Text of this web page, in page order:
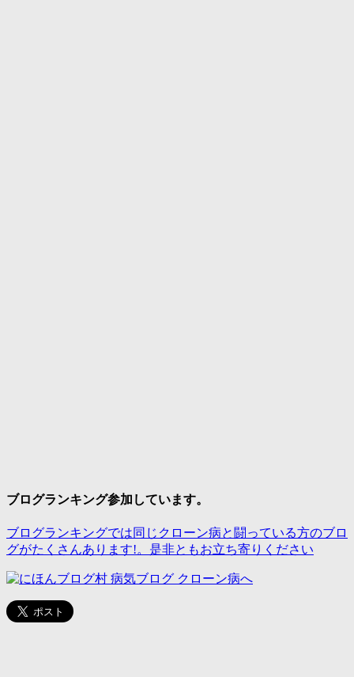
ブログランキング参加しています。
ブログランキングでは同じクローン病と闘っている方のブロ
グがたくさんあります!。是非ともお立ち寄りください